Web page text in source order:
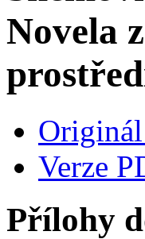
Novela
Verze
Přílohy